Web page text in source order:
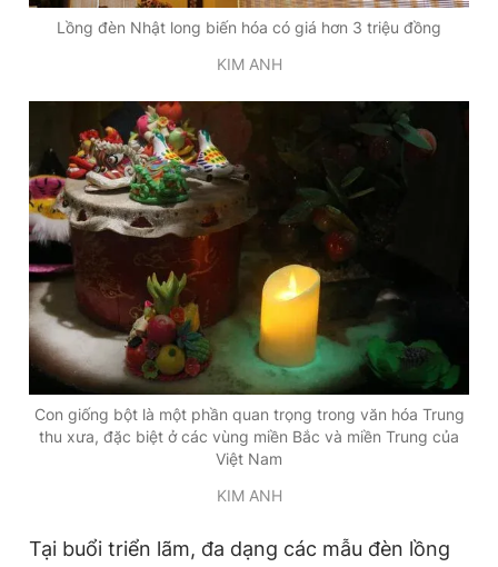
Lồng đèn Nhật long biến hóa có giá hơn 3 triệu đồng
KIM ANH
Con giống bột là một phần quan trọng trong văn hóa Trung
thu xưa, đặc biệt ở các vùng miền Bắc và miền Trung của
Việt Nam
KIM ANH
Tại buổi triển lãm, đa dạng các mẫu đèn lồng